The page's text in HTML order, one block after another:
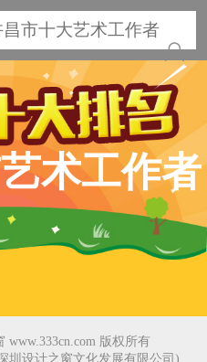
市十大艺术工作者
术工作者
www.333cn.com 版权所有
圳设计之窗文化发展有限公司)